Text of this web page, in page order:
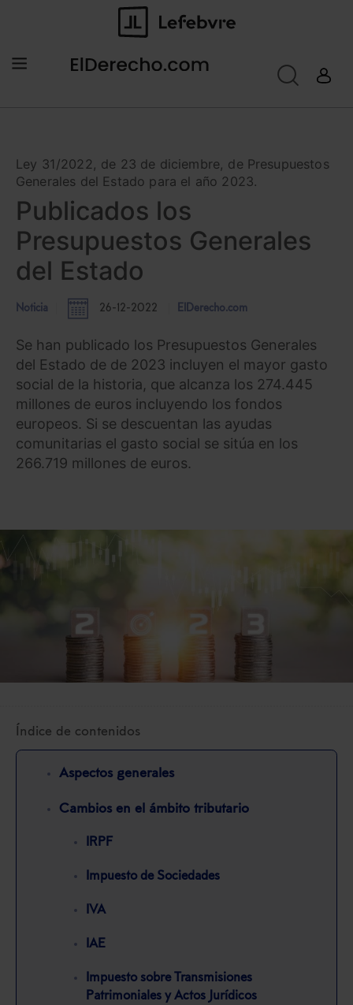
Ley 31/2022, de 23 de diciembre, de Presupuestos
Generales del Estado para el año 2023.
Publicados los
Presupuestos Generales
del Estado
Noticia 26-12-2022 ElDerecho.com
Se han publicado los Presupuestos Generales
del Estado de de 2023 incluyen el mayor gasto
social de la historia, que alcanza los 274.445
millones de euros incluyendo los fondos
europeos. Si se descuentan las ayudas
comunitarias el gasto social se sitúa en los
266.719 millones de euros.
Índice de contenidos
Aspectos generales
Cambios en el ámbito tributario
IRPF
Impuesto de Sociedades
IVA
IAE
Impuesto sobre Transmisiones
Patrimoniales y Actos Jurídicos